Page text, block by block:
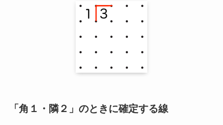
「角１・隣２」のときに確定する線